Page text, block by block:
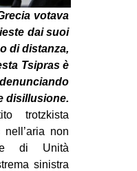
votava
dai suoi
di distanza,
Tsipras è
disillusione.
trotzkista
non
di Unità
sinistra